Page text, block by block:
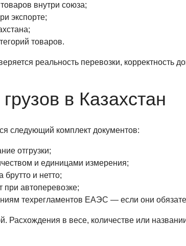
внутри союза;
экспорте;
товаров.
реальность перевозки, корректность
в Казахстан
следующий комплект документов:
отгрузки;
и единицами измерения;
брутто и нетто;
автоперевозке;
техрегламентов ЕАЭС — если они
Расхождения в весе, количестве или